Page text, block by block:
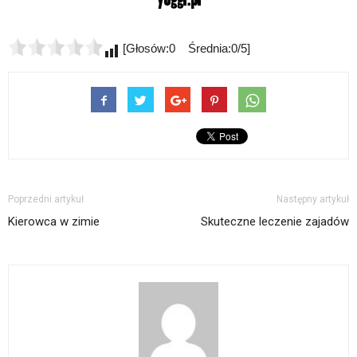
[Głosów:0 Średnia:0/5]
Poprzedni artykuł
Kierowca w zimie
Następny artykuł
Skuteczne leczenie zajadów